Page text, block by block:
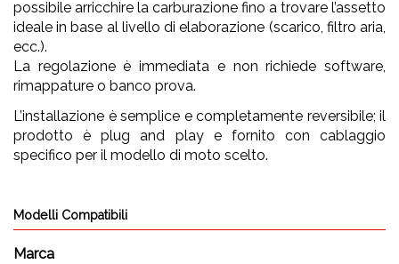
possibile arricchire la carburazione fino a trovare l’assetto
ideale in base al livello di elaborazione (scarico, filtro aria,
ecc.).
La regolazione è immediata e non richiede software,
rimappature o banco prova.
L’installazione è semplice e completamente reversibile; il
prodotto è plug and play e fornito con cablaggio
specifico per il modello di moto scelto.
Modelli Compatibili
Marca